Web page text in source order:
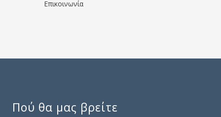
Επικοινωνία
Πού θα μας βρείτε